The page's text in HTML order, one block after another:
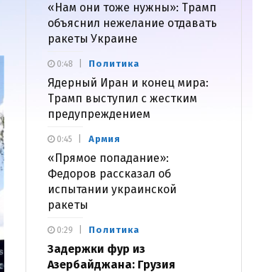
«Нам они тоже нужны»: Трамп
объяснил нежелание отдавать
ракеты Украине
Политика
Ядерный Иран и конец мира:
Трамп выступил с жестким
предупреждением
0:48
Армия
«Прямое попадание»:
Федоров рассказал об
испытании украинской
ракеты
0:45
Политика
Задержки фур из
Азербайджана: Грузия
0:29